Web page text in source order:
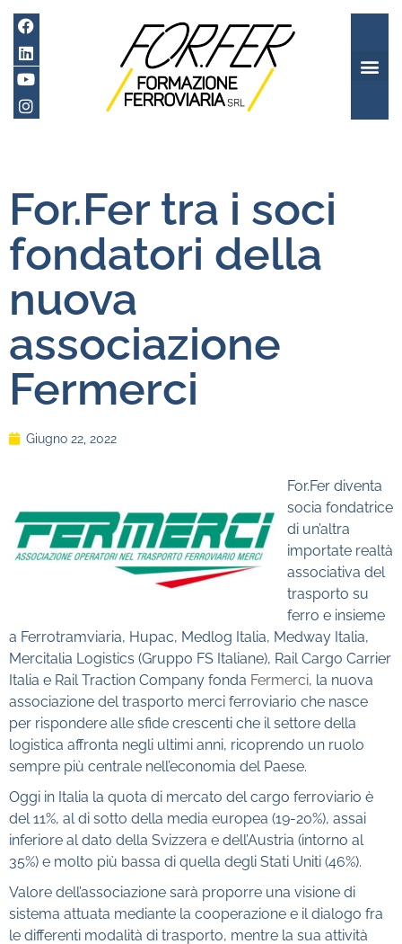
For.Fer tra i soci
fondatori della
nuova
associazione
Fermerci
Giugno 22, 2022
For.Fer diventa
socia fondatrice
di un’altra
importate realtà
associativa del
trasporto su
ferro e insieme
a Ferrotramviaria, Hupac, Medlog Italia, Medway Italia,
Mercitalia Logistics (Gruppo FS Italiane), Rail Cargo Carrier
Italia e Rail Traction Company fonda Fermerci, la nuova
associazione del trasporto merci ferroviario che nasce
per rispondere alle sfide crescenti che il settore della
logistica affronta negli ultimi anni, ricoprendo un ruolo
sempre più centrale nell’economia del Paese.
Oggi in Italia la quota di mercato del cargo ferroviario è
del 11%, al di sotto della media europea (19-20%), assai
inferiore al dato della Svizzera e dell’Austria (intorno al
35%) e molto più bassa di quella degli Stati Uniti (46%).
Valore dell’associazione sarà proporre una visione di
sistema attuata mediante la cooperazione e il dialogo fra
le differenti modalità di trasporto, mentre la sua attività